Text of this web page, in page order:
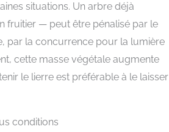
situations. Un arbre déjà
fruitier — peut être pénalisé par le
par la concurrence pour la lumière
cette masse végétale augmente
le lierre est préférable à le laisser
conditions